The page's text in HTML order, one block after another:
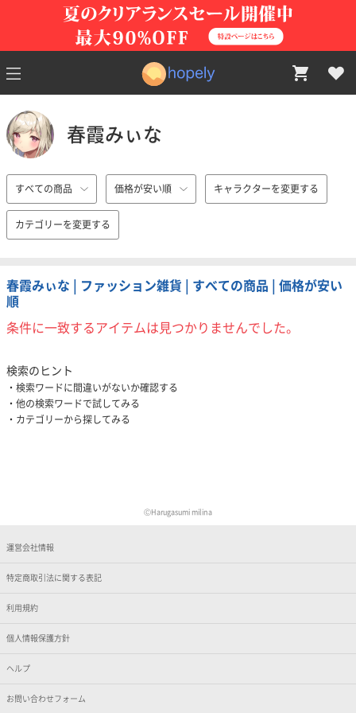
春霞みぃな
すべての商品 価格が安い順 キャラクターを変更する
カテゴリーを変更する
春霞みぃな | ファッション雑貨 | すべての商品 | 価格が安い
順
条件に一致するアイテムは見つかりませんでした。
検索のヒント
検索ワードに間違いがないか確認する
他の検索ワードで試してみる
カテゴリーから探してみる
ⒸHarugasumi milina
運営会社情報
特定商取引法に関する表記
利用規約
個人情報保護方針
ヘルプ
お問い合わせフォーム